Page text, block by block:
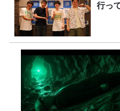
行っ